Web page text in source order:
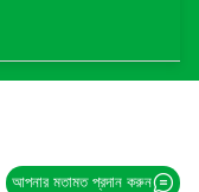
আপনার মতামত প্রদান করুন